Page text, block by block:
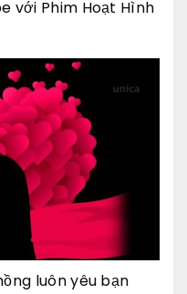
với Phim Hoạt Hình
luôn yêu bạn